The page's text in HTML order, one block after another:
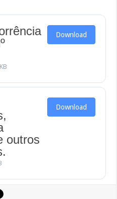
Download
outros
Download